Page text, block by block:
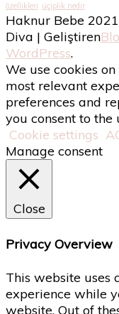
özellikleri üçiplik nedir
Haknur Bebe
Diva | Geliştiren
WordPress.
We use cookies
most relevant
preferences and
you consent to the
Cookie settings
Manage consent
Close
Privacy Overview
This website uses
experience while
website. Out of